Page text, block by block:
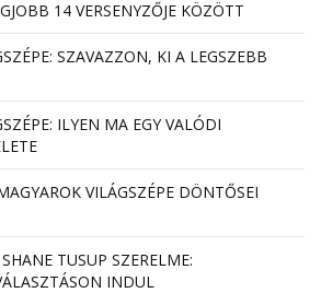
14 VERSENYZŐJE KÖZÖTT
SZAVAZZON, KI A LEGSZEBB
ILYEN MA EGY VALÓDI
VILÁGSZÉPE DÖNTŐSEI
TUSUP SZERELME:
INDUL